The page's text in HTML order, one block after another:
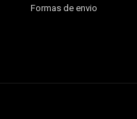
Formas de envio